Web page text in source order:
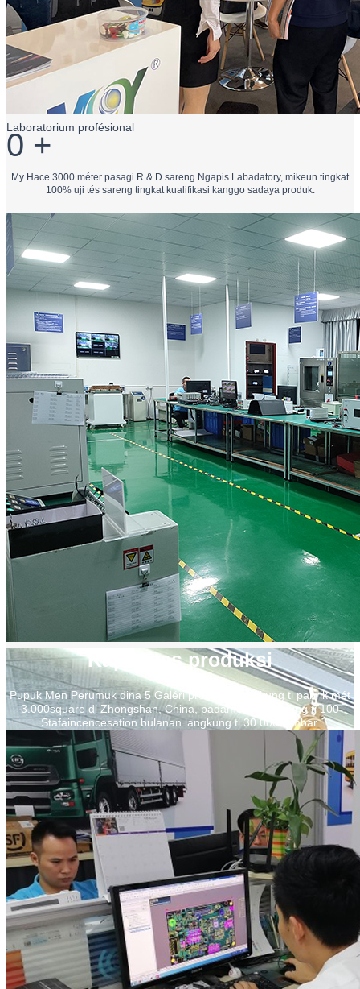
Laboratorium profésional
0 +
My Hace 3000 méter pasagi R & D sareng Ngapis Labadatory, mikeun tingkat
100% uji tés sareng tingkat kualifikasi kanggo sadaya produk.
Kapasitas produksi
Pupuk Men Perumuk dina 5 Galéri produksi, langkung ti pabrik mét
3.000square di Zhongshan, China, padamelan langkung ti 100
Stafaincencesation bulanan langkung ti 30.000 lembar.